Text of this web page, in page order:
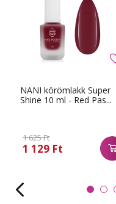
NANI körömlakk Super
Shine 10 ml - Red Pas...
1 625 Ft
1 129 Ft